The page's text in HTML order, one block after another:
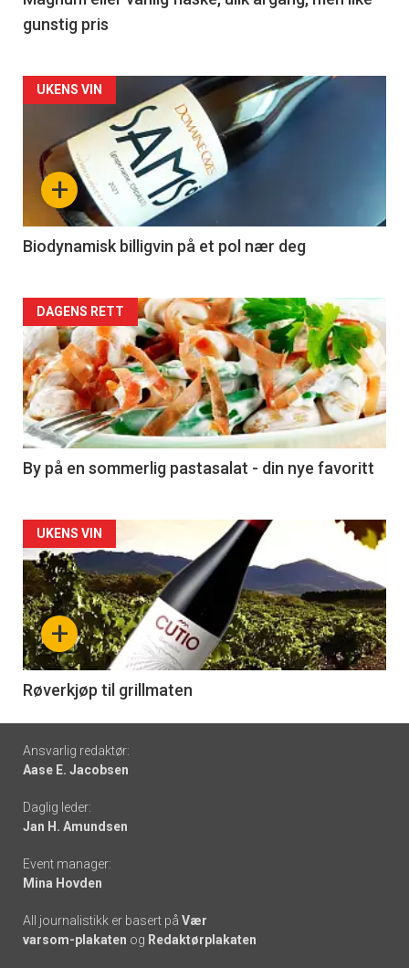
gunstig pris
Forsiden
akkurat
nå
4
+
UKENS VIN
Biodynamisk billigvin på et pol nær deg
Forsiden
akkurat
nå
-
5
DAGENS RETT
By på en sommerlig pastasalat - din nye favoritt
Forsiden
akkurat
nå
-
6
+
UKENS VIN
Røverkjøp til grillmaten
Footer
-
links
Ansvarlig redaktør:
Aase E. Jacobsen
Daglig leder:
Jan H. Amundsen
Event manager:
Mina Hovden
All journalistikk er basert på Vær
varsom-plakaten og Redaktørplakaten